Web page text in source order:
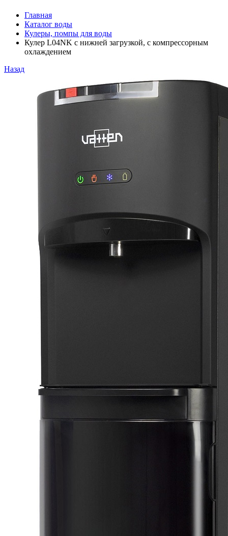
Главная
Каталог воды
Кулеры, помпы для воды
Кулер L04NK с нижней загрузкой, с компрессорным
охлаждением
Назад